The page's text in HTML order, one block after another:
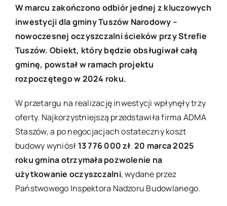
W marcu zakończono odbiór jednej z kluczowych
inwestycji dla gminy Tuszów Narodowy –
nowoczesnej oczyszczalni ścieków przy Strefie
Tuszów. Obiekt, który będzie obsługiwał całą
gminę, powstał w ramach projektu
rozpoczętego w 2024 roku.
W przetargu na realizację inwestycji wpłynęły trzy
oferty. Najkorzystniejszą przedstawiła firma ADMA
Staszów, a po negocjacjach ostateczny koszt
budowy wyniósł 13 776 000 zł.20 marca 2025
roku gmina otrzymała pozwolenie na
użytkowanie oczyszczalni, wydane przez
Państwowego Inspektora Nadzoru Budowlanego.